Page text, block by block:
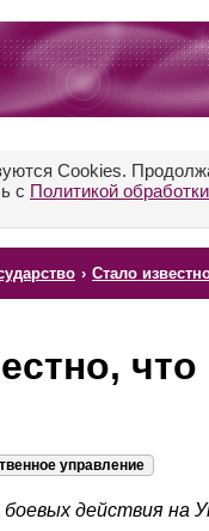
Cookies.
с Политикой
› Стало
управление
действия на